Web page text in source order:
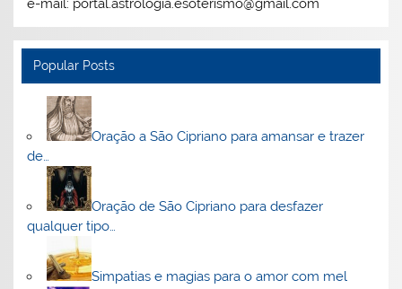
e-mail: portal.astrologia.esoterismo@gmail.com
Popular Posts
Oração a São Cipriano para amansar e trazer
de…
Oração de São Cipriano para desfazer
qualquer tipo…
Simpatias e magias para o amor com mel